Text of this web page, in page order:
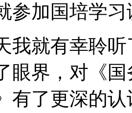
参加国培学
我就有幸聆
眼界，对《
有了更深的